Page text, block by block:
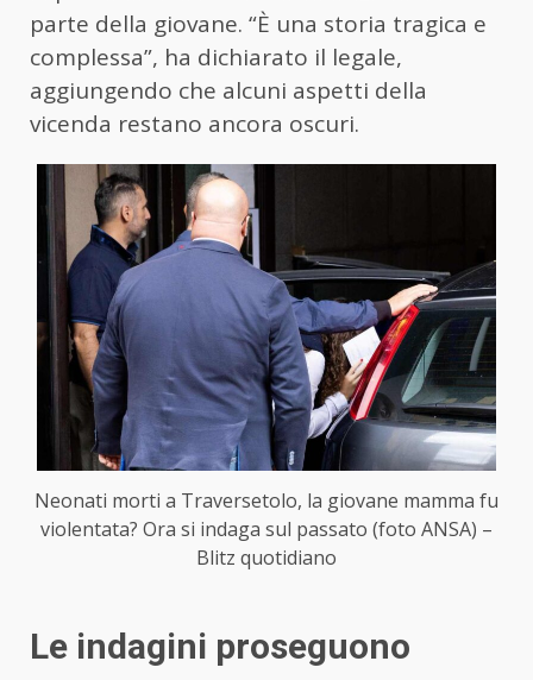
parte della giovane. “È una storia tragica e
complessa”, ha dichiarato il legale,
aggiungendo che alcuni aspetti della
vicenda restano ancora oscuri.
Neonati morti a Traversetolo, la giovane mamma fu
violentata? Ora si indaga sul passato (foto ANSA) –
Blitz quotidiano
Le indagini proseguono